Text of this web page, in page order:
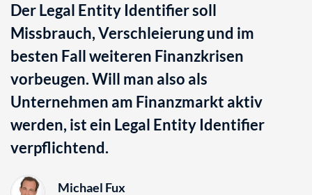
Der Legal Entity Identifier soll
Missbrauch, Verschleierung und im
besten Fall weiteren Finanzkrisen
vorbeugen. Will man also als
Unternehmen am Finanzmarkt aktiv
werden, ist ein Legal Entity Identifier
verpflichtend.
Michael Fux